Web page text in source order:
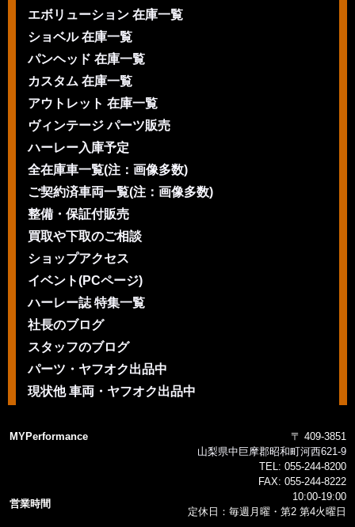
エボリューション 在庫一覧
ショベル 在庫一覧
パンヘッド 在庫一覧
カスタム 在庫一覧
アウトレット 在庫一覧
ヴィンテージ パーツ販売
ハーレー入庫予定
全在庫車一覧(注：画像多数)
ご契約済車両一覧(注：画像多数)
整備・保証付販売
買取や下取のご相談
ショップアクセス
イベント(PCページ)
ハーレー誌 特集一覧
社長のブログ
スタッフのブログ
パーツ・ヤフオク出品中
現状他 車両・ヤフオク出品中
MYPerformance
〒 409-3851
山梨県中巨摩郡昭和町河西621-9
TEL: 055-244-8200
FAX: 055-244-8222
営業時間
10:00-19:00
定休日：毎週月曜・第2 第4火曜日